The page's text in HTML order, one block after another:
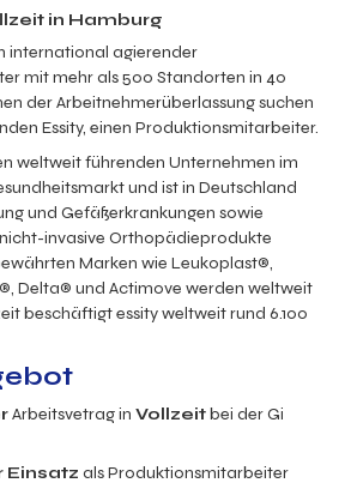
in Hamburg
international agierender
mit mehr als 500 Standorten in 40
der Arbeitnehmerüberlassung suchen
Essity, einen Produktionsmitarbeiter.
weltweit führenden Unternehmen im
und ist in Deutschland
und Gefäßerkrankungen sowie
invasive Orthopädieprodukte
Marken wie Leukoplast®,
Delta® und Actimove werden weltweit
beschäftigt essity weltweit rund 6.100
Arbeitsvetrag inVollzeitbei der Gi
Einsatzals Produktionsmitarbeiter